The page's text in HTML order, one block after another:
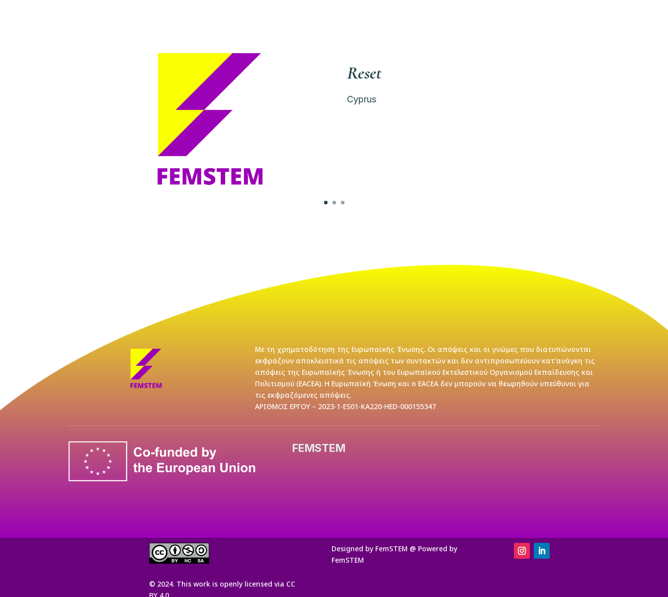
Reset
Cyprus
Με τη χρηματοδότηση της Ευρωπαϊκής Ένωσης. Οι απόψεις και οι γνώμες που διατυπώνονται
εκφράζουν αποκλειστικά τις απόψεις των συντακτών και δεν αντιπροσωπεύουν κατ’ανάγκη τις
απόψεις της Ευρωπαϊκής Ένωσης ή του Ευρωπαϊκού Εκτελεστικού Οργανισμού Εκπαίδευσης και
Πολιτισμού (EACEA). Η Ευρωπαϊκή Ένωση και ο EACEA δεν μπορούν να θεωρηθούν υπεύθυνοι για
τις εκφραζόμενες απόψεις.
ΑΡΙΘΜΟΣ ΕΡΓΟΥ – 2023-1-ES01-KA220-HED-000155347
FEMSTEM
© 2024. This work is openly licensed via CC
Designed by FemSTEM @ Powered by
FemSTEM